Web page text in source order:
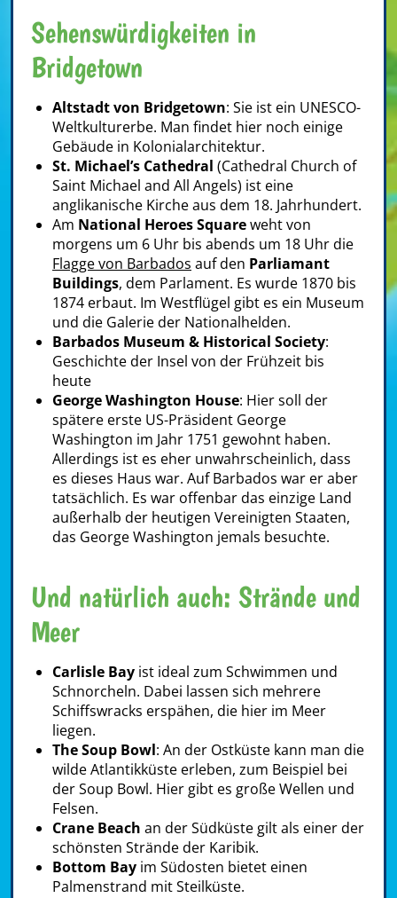
Sehenswürdigkeiten in
Bridgetown
Altstadt von Bridgetown: Sie ist ein UNESCO-
Weltkulturerbe. Man findet hier noch einige
Gebäude in Kolonialarchitektur.
St. Michael’s Cathedral (Cathedral Church of
Saint Michael and All Angels) ist eine
anglikanische Kirche aus dem 18. Jahrhundert.
Am National Heroes Squareweht von
morgens um 6 Uhr bis abends um 18 Uhr die
Flagge von Barbados auf den Parliamant
Buildings, dem Parlament. Es wurde 1870 bis
1874 erbaut. Im Westflügel gibt es ein Museum
und die Galerie der Nationalhelden.
Barbados Museum & Historical Society:
Geschichte der Insel von der Frühzeit bis
heute
George Washington House: Hier soll der
spätere erste US-Präsident George
Washington im Jahr 1751 gewohnt haben.
Allerdings ist es eher unwahrscheinlich, dass
es dieses Haus war. Auf Barbados war er aber
tatsächlich. Es war offenbar das einzige Land
außerhalb der heutigen Vereinigten Staaten,
das George Washington jemals besuchte.
Und natürlich auch: Strände und
Meer
Carlisle Bay ist ideal zum Schwimmen und
Schnorcheln. Dabei lassen sich mehrere
Schiffswracks erspähen, die hier im Meer
liegen.
The Soup Bowl: An der Ostküste kann man die
wilde Atlantikküste erleben, zum Beispiel bei
der Soup Bowl. Hier gibt es große Wellen und
Felsen.
Crane Beach an der Südküste gilt als einer der
schönsten Strände der Karibik.
Bottom Bay im Südosten bietet einen
Palmenstrand mit Steilküste.